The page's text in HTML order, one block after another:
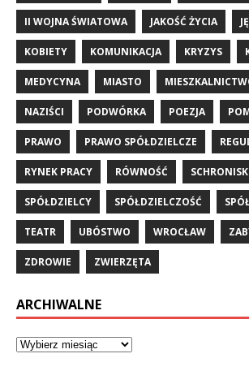
II WOJNA ŚWIATOWA JAKOŚĆ ŻYCIA
KOBIETY KOMUNIKACJA KRYZYS
MEDYCYNA MIASTO
NAZIŚCI PODWÓRKA POEZJA
PRAWO PRAWO SPÓŁDZIELCZE
RYNEK PRACY RÓWNOŚĆ
SPÓŁDZIELCY SPÓŁDZIELCZOŚĆ
TEATR UBÓSTWO WROCŁAW
ZDROWIE ZWIERZĘTA
ARCHIWALNE